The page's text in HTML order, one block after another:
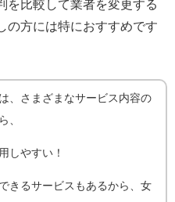
を比較して業者を変更する
の方には特におすすめです
、さまざまなサービス内容の
、
しやすい！
きるサービスもあるから、女